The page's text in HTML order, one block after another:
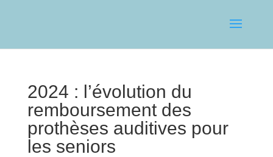
2024 : l’évolution du
remboursement des
prothèses auditives pour
les seniors